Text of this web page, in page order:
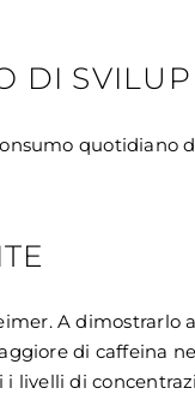
DI
quotidiano
A dimostrarlo
di caffeina
di